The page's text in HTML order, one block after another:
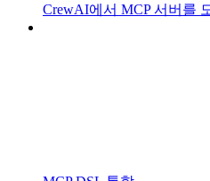
CrewAI에서 MCP 서버를